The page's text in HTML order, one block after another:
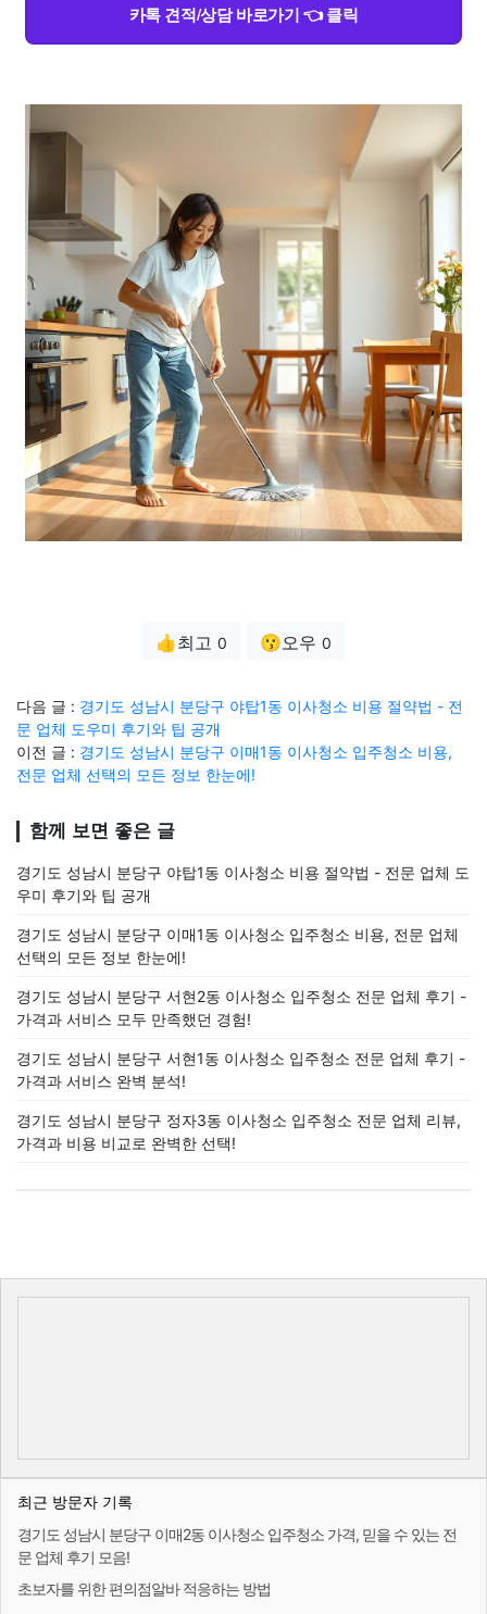
카톡 견적/상담 바로가기 👈 클릭
👍최고 0 😗오우 0
다음 글 : 경기도 성남시 분당구 야탑1동 이사청소 비용 절약법 - 전
문 업체 도우미 후기와 팁 공개
이전 글 : 경기도 성남시 분당구 이매1동 이사청소 입주청소 비용,
전문 업체 선택의 모든 정보 한눈에!
함께 보면 좋은 글
경기도 성남시 분당구 야탑1동 이사청소 비용 절약법 - 전문 업체 도
우미 후기와 팁 공개
경기도 성남시 분당구 이매1동 이사청소 입주청소 비용, 전문 업체
선택의 모든 정보 한눈에!
경기도 성남시 분당구 서현2동 이사청소 입주청소 전문 업체 후기 -
가격과 서비스 모두 만족했던 경험!
경기도 성남시 분당구 서현1동 이사청소 입주청소 전문 업체 후기 -
가격과 서비스 완벽 분석!
경기도 성남시 분당구 정자3동 이사청소 입주청소 전문 업체 리뷰,
가격과 비용 비교로 완벽한 선택!
최근 방문자 기록
경기도 성남시 분당구 이매2동 이사청소 입주청소 가격, 믿을 수 있는 전
문 업체 후기 모음!
초보자를 위한 편의점알바 적응하는 방법